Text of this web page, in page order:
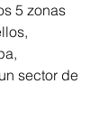
5 zonas
sector de